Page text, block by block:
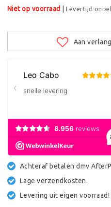
Niet op voorraad |Levertijd
Aan
Achteraf betalen dmv
Lage verzendkosten.
Levering uit eigen voorraad!